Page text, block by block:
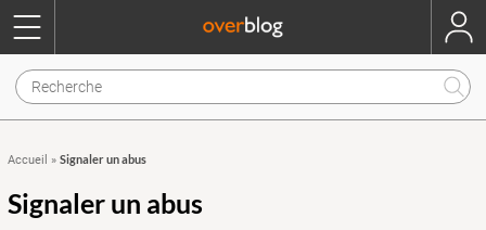
Accueil » Signaler un abus
Signaler un abus